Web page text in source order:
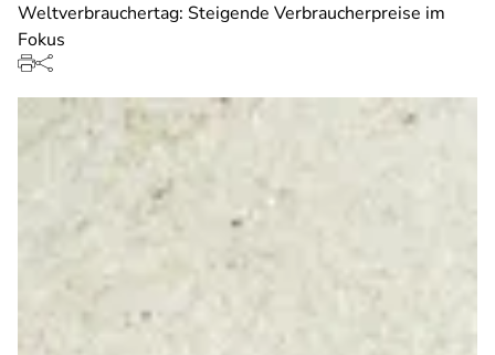
Weltverbrauchertag: Steigende Verbraucherpreise im
Fokus